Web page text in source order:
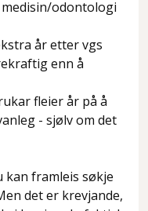
odontologi
år etter vgs
enn å
fleier år på å
- sjølv om det
kan framleis søkje
det er krevjande,